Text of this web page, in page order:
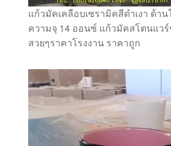
แก้วมัคเคลือบเซรามิคสีดำเงา ด้า
ความจุ 14 ออนซ์ แก้วมัคสโตนแว
สวยๆราคาโรงงาน ราคาถูก